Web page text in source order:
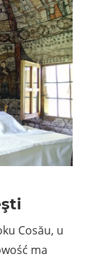
Cosău, u
ma